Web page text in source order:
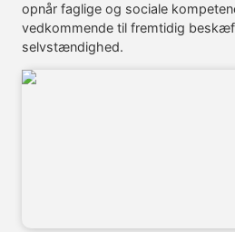
opnår faglige og sociale
vedkommende til fremtidig
selvstændighed.